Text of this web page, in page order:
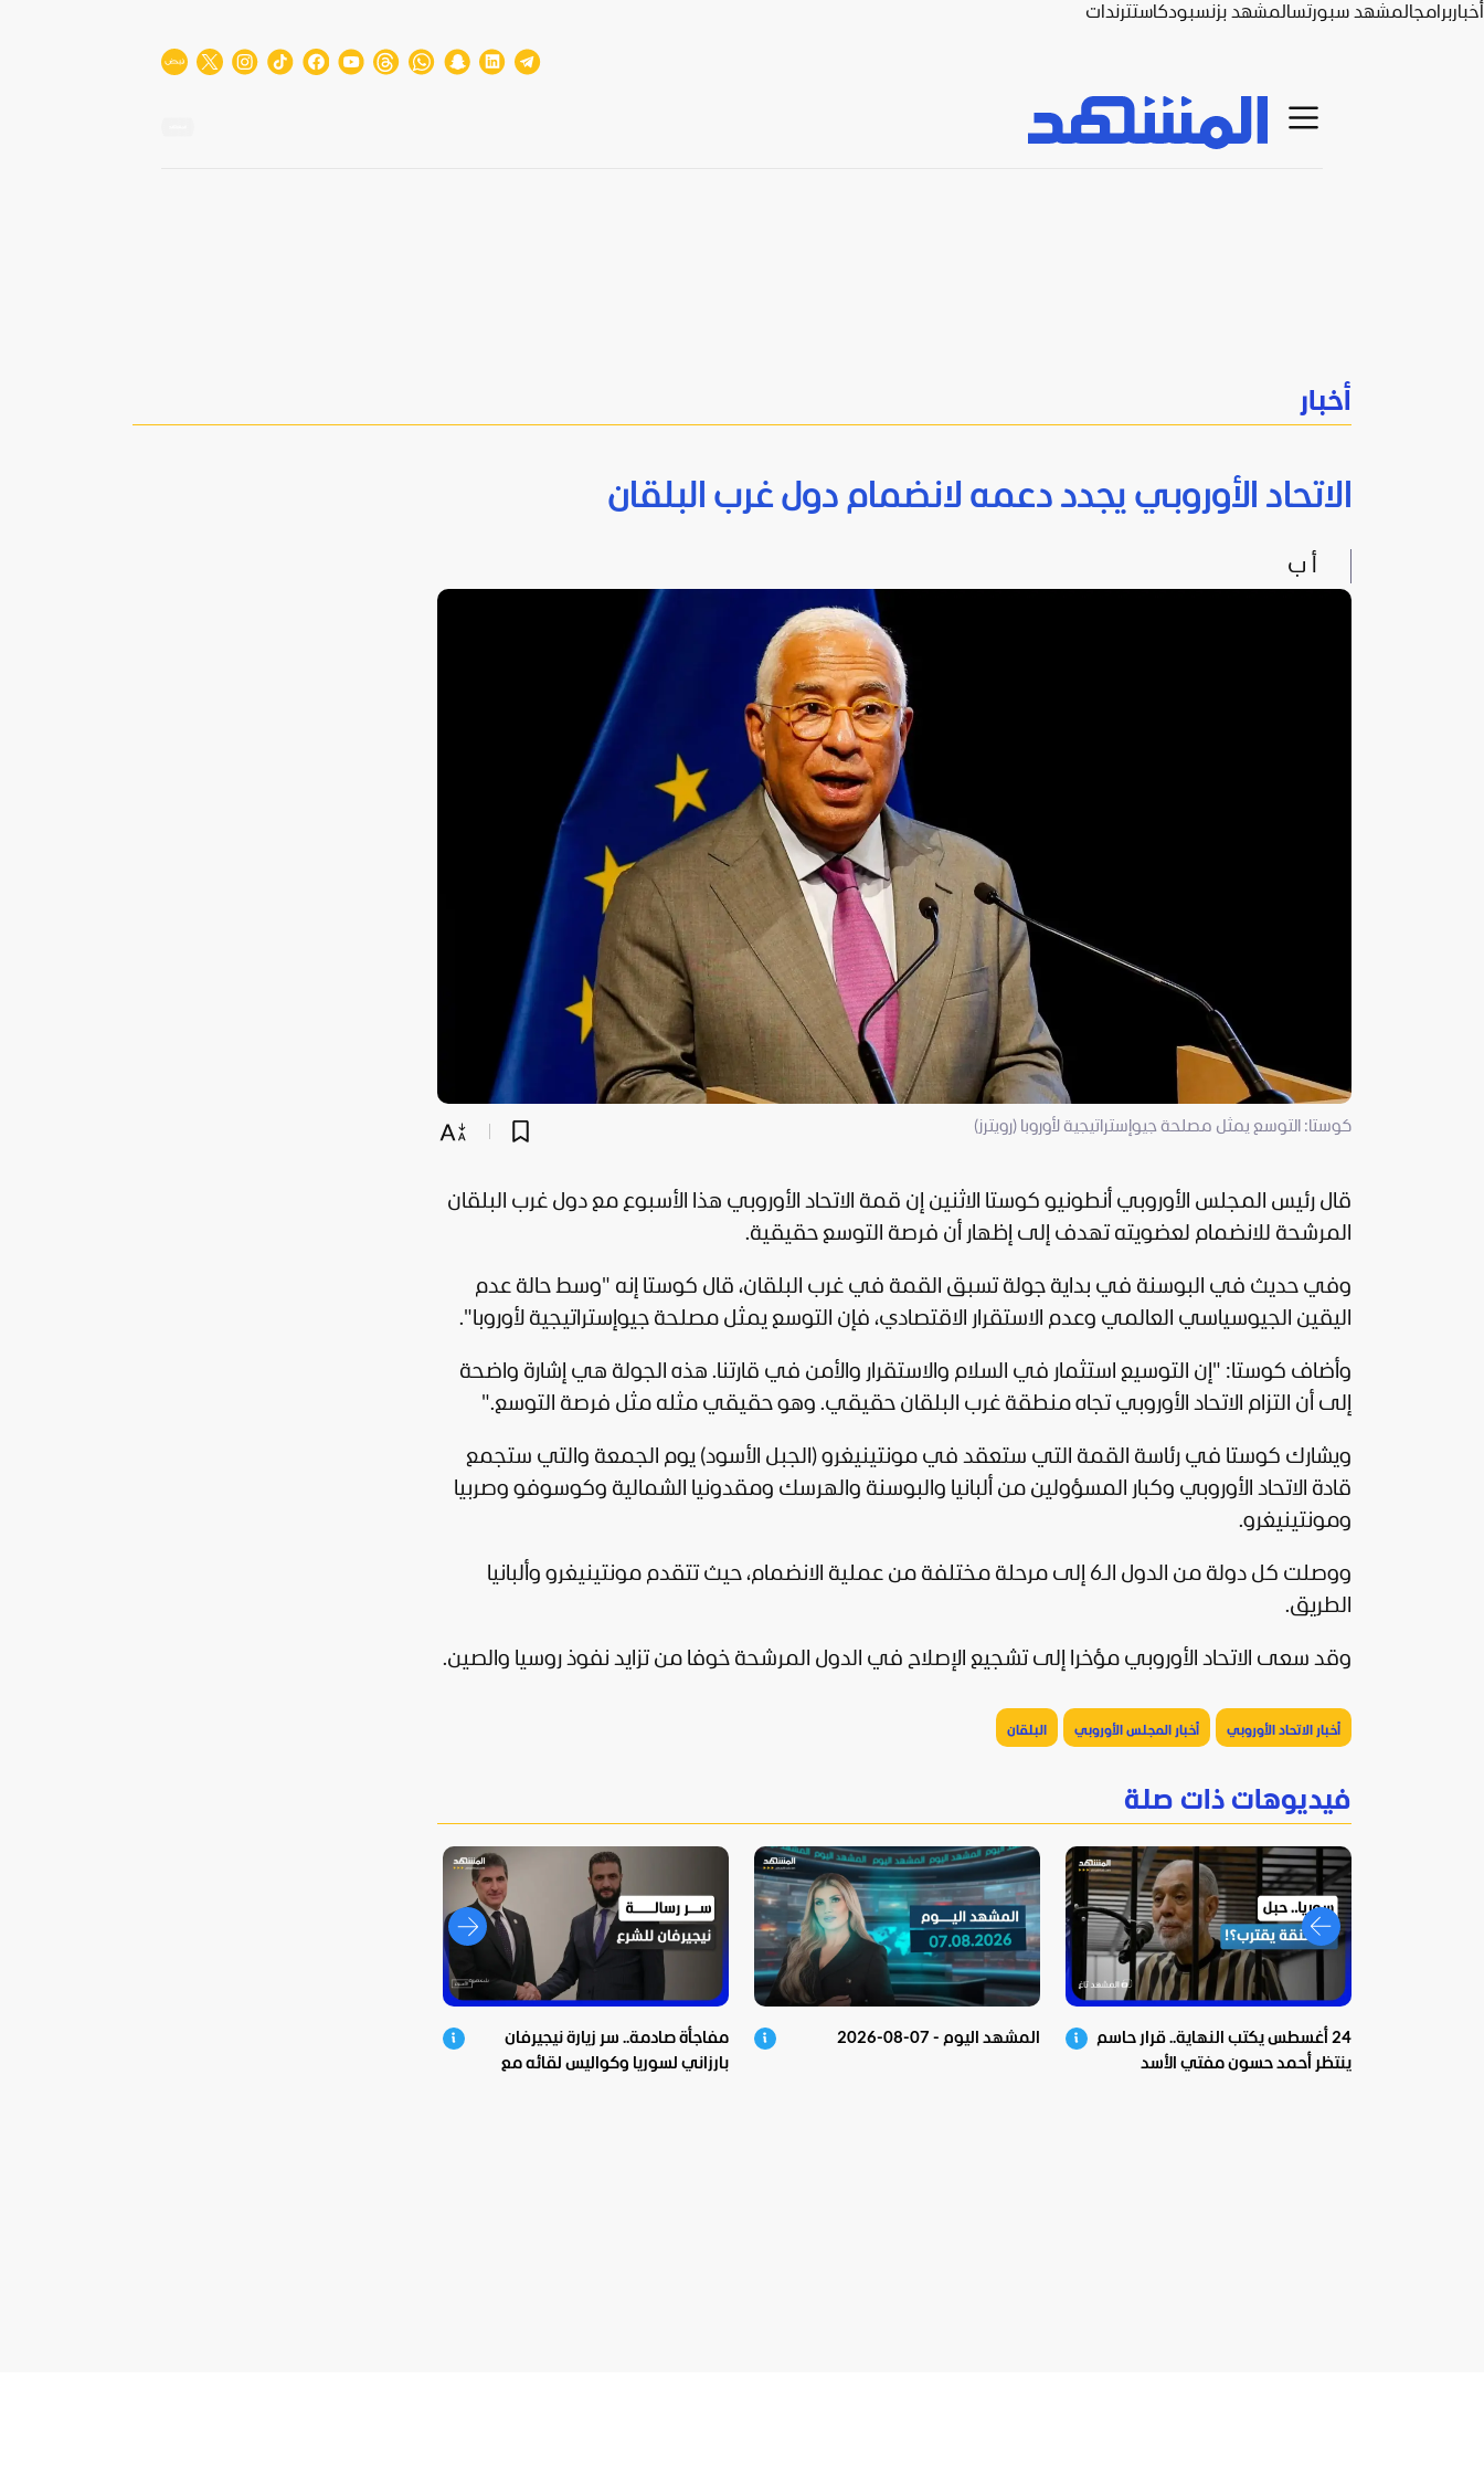
أخباربرامجالمشهد سبورتسالمشهد بزنسبودكاستترندات
أخبار
الاتحاد الأوروبي يجدد دعمه لانضمام دول غرب البلقان
أ ب
كوستا: التوسع يمثل مصلحة جيوإستراتيجية لأوروبا (رويترز)
قال رئيس المجلس الأوروبي أنطونيو كوستا الاثنين إن قمة الاتحاد الأوروبي هذا الأسبوع مع دول غرب البلقان
المرشحة للانضمام لعضويته تهدف إلى إظهار أن فرصة التوسع حقيقية.
وفي حديث في البوسنة في بداية جولة تسبق القمة في غرب البلقان، قال كوستا إنه "وسط حالة عدم
اليقين الجيوسياسي العالمي وعدم الاستقرار الاقتصادي، فإن التوسع يمثل مصلحة جيوإستراتيجية لأوروبا".
وأضاف كوستا: "إن التوسيع استثمار في السلام والاستقرار والأمن في قارتنا. هذه الجولة هي إشارة واضحة
إلى أن التزام الاتحاد الأوروبي تجاه منطقة غرب البلقان حقيقي. وهو حقيقي مثله مثل فرصة التوسع."
ويشارك كوستا في رئاسة القمة التي ستعقد في مونتينيغرو (الجبل الأسود) يوم الجمعة والتي ستجمع
قادة الاتحاد الأوروبي وكبار المسؤولين من ألبانيا والبوسنة والهرسك ومقدونيا الشمالية وكوسوفو وصربيا
ومونتينيغرو.
ووصلت كل دولة من الدول الـ6 إلى مرحلة مختلفة من عملية الانضمام، حيث تتقدم مونتينيغرو وألبانيا
الطريق.
وقد سعى الاتحاد الأوروبي مؤخرا إلى تشجيع الإصلاح في الدول المرشحة خوفا من تزايد نفوذ روسيا والصين.
أخبار الاتحاد الأوروبي أخبار المجلس الأوروبي البلقان
فيديوهات ذات صلة
24 أغسطس يكتب النهاية.. قرار حاسم
ينتظر أحمد حسون مفتي الأسد
المشهد اليوم - 07-08-2026
مفاجأة صادمة.. سر زيارة نيجيرفان
بارزاني لسوريا وكواليس لقائه مع